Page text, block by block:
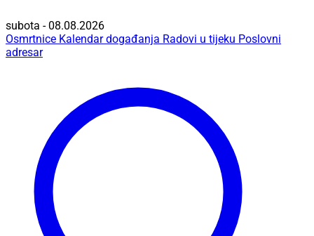
subota - 08.08.2026
Osmrtnice Kalendar događanja Radovi u tijeku Poslovni
adresar